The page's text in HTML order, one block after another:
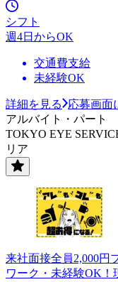
シフト
週4日からOK
交通費支給
未経験OK
詳細を見る
応募画面
アルバイト・パート
TOKYO EYE
リア
来社面接全員2,000
ワーク・未経験OK